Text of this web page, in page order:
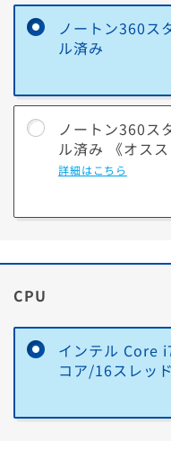
買取と下取りの違
受け取り
りキ
送る
パソコンと同時購入な
お得でインストール作業も不
ノートン360
※価格は2025年10月現在で
報はノートン公式サイトを
■おすすめポイント
ー」
② フィッシング詐欺からゲ
対策と脆弱性保護」
③ 悪意のあるMODや非公
④ DDoS攻撃などオンライ
ノートン360ス
ル済み
ノートン360ス
ル済み 《オスス
詳細はこちら
CPU
インテル Core
コア/16スレッ